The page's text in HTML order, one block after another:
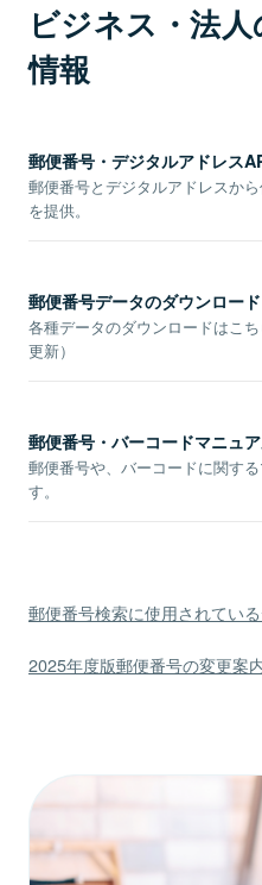
ビジネス・法
情報
郵便番号・デジタルアドレス
郵便番号とデジタルアドレスか
を提供。
郵便番号データのダウンロード
各種データのダウンロードはこ
更新）
郵便番号・バーコードマニュ
郵便番号や、バーコードに関す
す。
郵便番号検索に使用されてい
2025年度版郵便番号の変更案